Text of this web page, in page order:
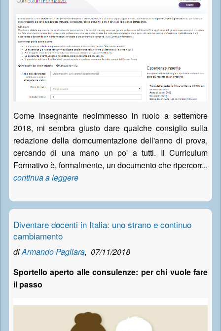
Come insegnante neoimmesso in ruolo a settembre
2018, mi sembra giusto dare qualche consiglio sulla
redazione della domcumentazione dell'anno di prova,
cercando di una mano un po' a tutti. Il Curriculum
Formativo è, formalmente, un documento che ripercorr...
continua a leggere
Diventare docenti in Italia: uno strano e continuo
cambiamento
diArmando Pagliara, 07/11/2018
Sportello aperto alle consulenze: per chi vuole fare
il passo